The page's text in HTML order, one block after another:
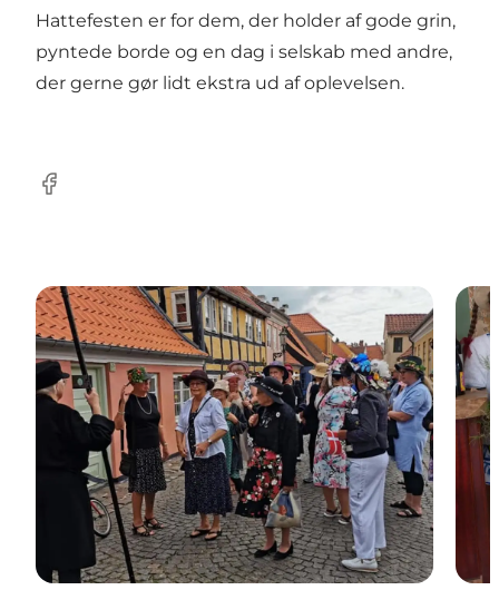
Hattefesten er for dem, der holder af gode grin,
pyntede borde og en dag i selskab med andre,
der gerne gør lidt ekstra ud af oplevelsen.
Facebook